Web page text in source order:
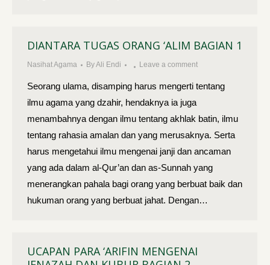
DIANTARA TUGAS ORANG ‘ALIM BAGIAN 1
Nasihat Agama ByAli Endi Leave a comment
Seorang ulama, disamping harus mengerti tentang
ilmu agama yang dzahir, hendaknya ia juga
menambahnya dengan ilmu tentang akhlak batin, ilmu
tentang rahasia amalan dan yang merusaknya. Serta
harus mengetahui ilmu mengenai janji dan ancaman
yang ada dalam al-Qur’an dan as-Sunnah yang
menerangkan pahala bagi orang yang berbuat baik dan
hukuman orang yang berbuat jahat. Dengan…
UCAPAN PARA ‘ARIFIN MENGENAI